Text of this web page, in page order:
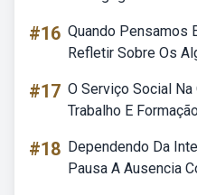
#16 Quando Pensamos
Refletir Sobre Os
#17 O Serviço Social
Trabalho E
#18 Dependendo Da
Pausa A Ausencia